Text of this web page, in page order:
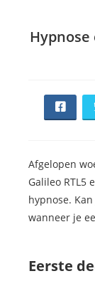
Afgelopen
Galileo RTL5
hypnose.
wanneer je
Eerste